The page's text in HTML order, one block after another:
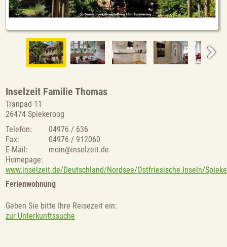
Inselzeit Familie Thomas
Tranpad 11
26474 Spiekeroog
Telefon:
04976 / 636
Fax:
04976 / 912060
E-Mail:
moin@inselzeit.de
Homepage:
www.inselzeit.de/Deutschland/Nordsee/Ostfriesische.Inseln/
Ferienwohnung
Geben Sie bitte Ihre Reisezeit ein:
zur Unterkunftssuche